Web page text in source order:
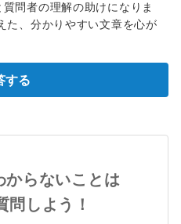
問者の理解の助けになりま
た、分かりやすい文章を心が
する
からないことは
しよう！